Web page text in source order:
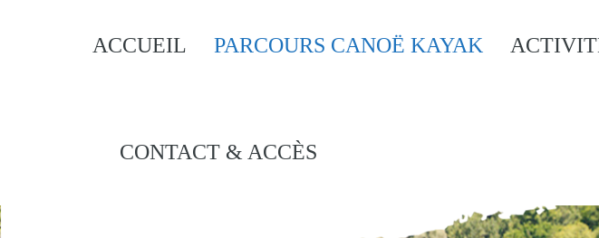
ACCUEIL PARCOURS CANOË KAYAK
CONTACT & ACCÈS